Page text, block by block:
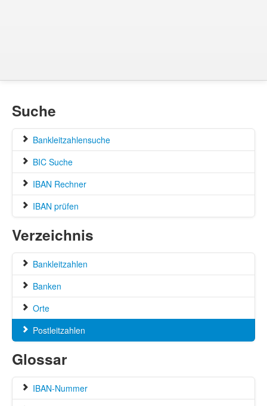
Suche
Bankleitzahlensuche
BIC Suche
IBAN Rechner
IBAN prüfen
Verzeichnis
Bankleitzahlen
Banken
Orte
Postleitzahlen
Glossar
IBAN-Nummer